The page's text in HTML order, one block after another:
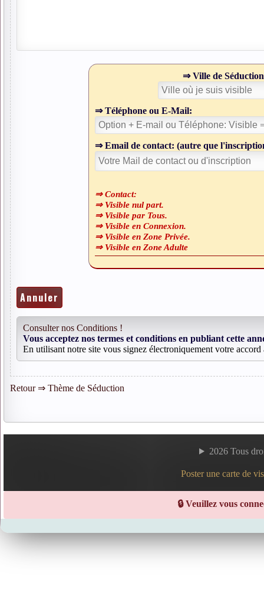
⇒ Ville de
⇒ Téléphone ou E-Mail:
⇒ Email de contact: (autre que
⇒ Contact:
⇒ Visible nul part.
⇒ Visible par Tous.
⇒ Visible en Connexion.
⇒ Visible en Zone Privée.
⇒ Visible en Zone Adulte
Annuler
Consulter nos Conditions !
Vous acceptez nos termes et conditions en publiant cette
En utilisant notre site vous signez électroniquement votre
Retour ⇒ Thème de Séduction
2026 Tous
Poster une carte de
🔒 Veuillez vous